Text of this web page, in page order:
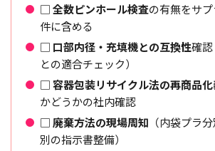
□全数ピンホール検査の有無をサ
件に含める
□ 口部内径・充填機との互換性確
との適合チェック）
□容器包装リサイクル法の再商品
かどうかの社内確認
□廃棄方法の現場周知 （内袋プラ
別の指示書整備）